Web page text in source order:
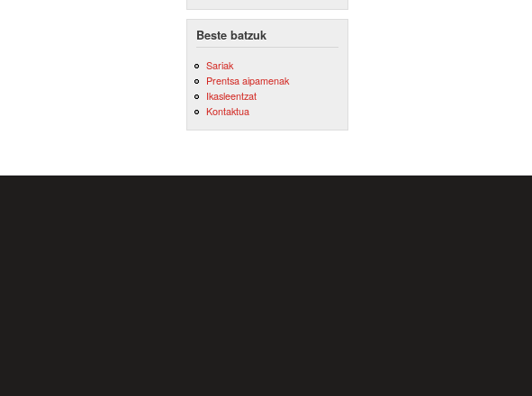
Beste batzuk
Sariak
Prentsa aipamenak
Ikasleentzat
Kontaktua